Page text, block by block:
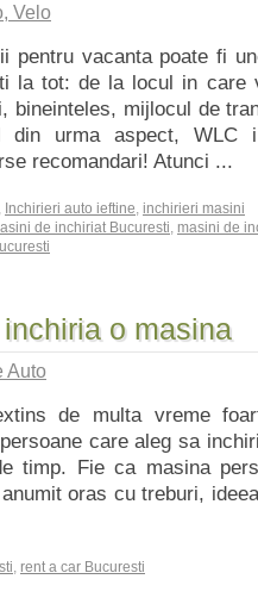
Velo
pentru vacanta poate fi
la tot: de la locul in care
bineinteles, mijlocul de
urma aspect, WLC
recomandari! Atunci ...
, Inchirieri auto ieftine, inchirieri masini
de inchiriat Bucuresti, masini de
o masina
Auto
de multa vreme
care aleg sa
timp. Fie ca masina
oras cu treburi,
, rent a car Bucuresti